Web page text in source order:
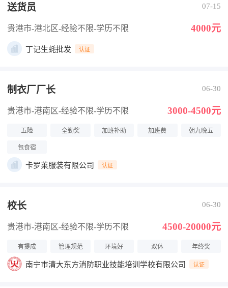
送货员 07-15
贵港市-港北区-经验不限-学历不限 4000元
丁记生蚝批发 认证
制衣厂厂长 06-30
贵港市-港南区-经验不限-学历不限 3000-4500元
五险 全勤奖 加班补助 加班费 朝九晚五
包食宿
卡罗莱服装有限公司 认证
校长 06-30
贵港市-港南区-经验不限-学历不限 4500-20000元
有提成 管理规范 环境好 双休 年终奖
南宁市清大东方消防职业技能培训学校有限公司 认证